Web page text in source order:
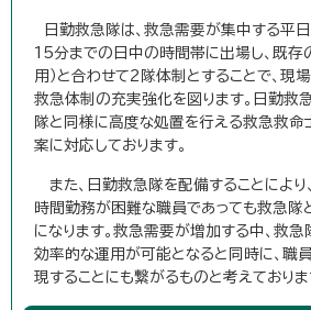
日勤救急隊は、救急需要が集中する平
15分までの日中の時間帯に出場し、既存
用）と合わせて2隊体制とすることで、現
救急体制の充実強化を図ります。日勤救
隊と同様に高度な処置を行える救急救
案に対応しております。
また、日勤救急隊を配備することによ
時間勤務が困難な職員であっても救急隊
になります。救急需要が増加する中、救
効率的な運用が可能となると同時に、職
現することにも繋がるものと考えておりま